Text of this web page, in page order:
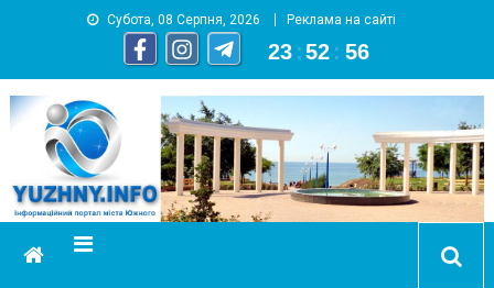
Субота, 08 Серпня, 2026 Реклама на сайті
23 :52 : 57
YUZHNY.INFO
информационный портал города Южный